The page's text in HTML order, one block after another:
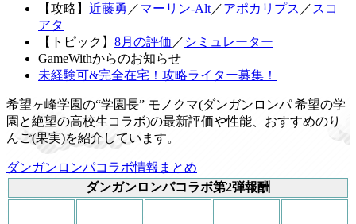
【攻略】 近藤勇 ／マーリン-Alt／アポカリプス ／ スコ
アタ
【トピック】 8月の評価 ／ シミュレーター
GameWithからのお知らせ
未経験可&完全在宅！攻略ライター募集！
希望ヶ峰学園の“学園長” モノクマ(ダンガンロンパ 希望の学
園と絶望の高校生コラボ)の最新評価や性能、おすすめのり
んご(果実)を紹介しています。
ダンガンロンパコラボ情報まとめ
ダンガンロンパコラボ第2弾報酬